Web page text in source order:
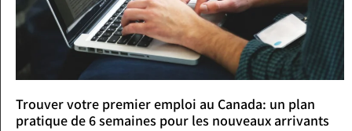
Trouver votre premier emploi au Canada: un plan
pratique de 6 semaines pour les nouveaux arrivants